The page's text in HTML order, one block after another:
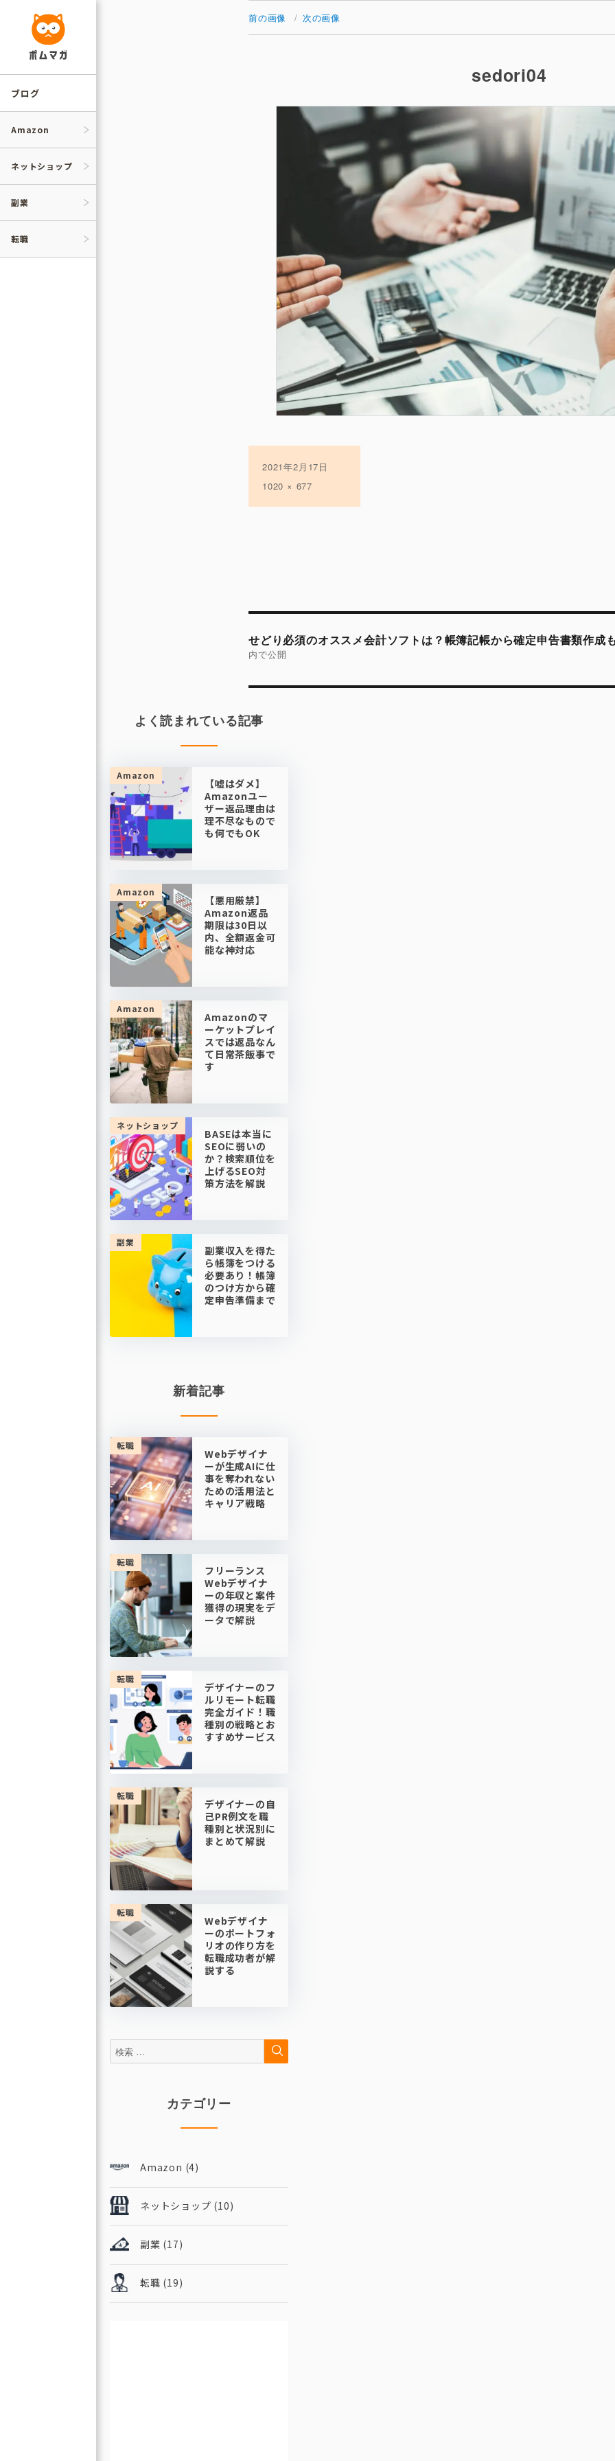
ス
ブログ
Amazon
ネットショップ
副業
転職
前の画像 次の画像
sedori04
投
稿
2021年2月17日
フ
1020 × 677
稿
ナ
ゲ
シ
せどり必須のオススメ会計ソフトは？帳簿記帳から確定申告書類作成
内で公開
よく読まれている記事
Amazon
【嘘はダメ】
Amazonユー
ザー返品理由は
理不尽なもので
も何でもOK
Amazon
【悪用厳禁】
Amazon返品
期限は30日以
内、全額返金可
能な神対応
Amazon
Amazonのマ
ーケットプレイ
スでは返品なん
て日常茶飯事で
す
ネットショップ
BASEは本当に
SEOに弱いの
か？検索順位を
上げるSEO対
策方法を解説
副業
副業収入を得た
ら帳簿をつける
必要あり！帳簿
のつけ方から確
定申告準備まで
新着記事
転職
Webデザイナ
ーが生成AIに仕
事を奪われない
ための活用法と
キャリア戦略
転職
フリーランス
Webデザイナ
ーの年収と案件
獲得の現実をデ
ータで解説
転職
デザイナーのフ
ルリモート転職
完全ガイド！職
種別の戦略とお
すすめサービス
転職
デザイナーの自
己PR例文を職
種別と状況別に
まとめて解説
転職
Webデザイナ
ーのポートフォ
リオの作り方を
転職成功者が解
説する
検
索:
検
カテゴリー
Amazon (4)
ネットショップ (10)
副業 (17)
転職 (19)